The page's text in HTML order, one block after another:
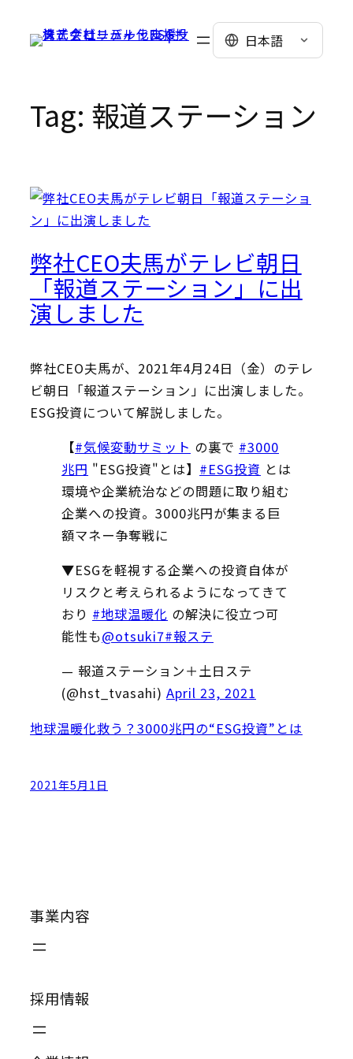
日本語
Tag: 報道ステーション
弊社CEO夫馬がテレビ朝日
「報道ステーション」に出
演しました
弊社CEO夫馬が、2021年4月24日（金）のテレ
ビ朝日「報道ステーション」に出演しました。
ESG投資について解説しました。
【#気候変動サミット の裏で #3000
兆円 "ESG投資"とは】 #ESG投資 とは
環境や企業統治などの問題に取り組む
企業への投資。3000兆円が集まる巨
額マネー争奪戦に
▼ESGを軽視する企業への投資自体が
リスクと考えられるようになってきて
おり #地球温暖化 の解決に役立つ可
能性も@otsuki7#報ステ
— 報道ステーション＋土日ステ
(@hst_tvasahi) April 23, 2021
地球温暖化救う？3000兆円の“ESG投資”とは
2021年5月1日
事業内容
採用情報